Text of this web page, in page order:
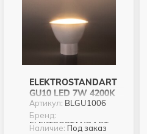
ELEKTROSTANDART
GU10 LED 7W 4200K
(BLGU1006)
Артикул: BLGU1006
Бренд:
ELEKTROSTANDART
Наличие: Под заказ